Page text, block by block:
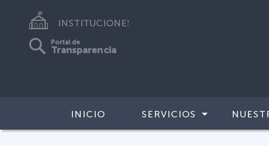
INSTITUCIONES
Portal de
Transparencia
INICIO SERVICIOS